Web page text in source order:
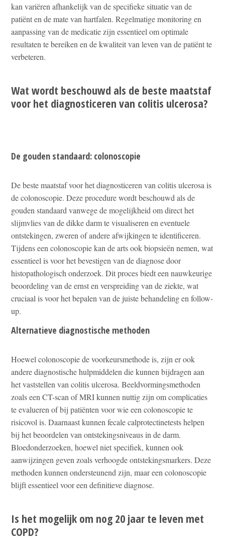
kan variëren afhankelijk van de specifieke situatie van de
patiënt en de mate van hartfalen. Regelmatige monitoring en
aanpassing van de medicatie zijn essentieel om optimale
resultaten te bereiken en de kwaliteit van leven van de patiënt te
verbeteren.
Wat wordt beschouwd als de beste maatstaf
voor het diagnosticeren van colitis ulcerosa?
De gouden standaard: colonoscopie
De beste maatstaf voor het diagnosticeren van colitis ulcerosa is
de colonoscopie. Deze procedure wordt beschouwd als de
gouden standaard vanwege de mogelijkheid om direct het
slijmvlies van de dikke darm te visualiseren en eventuele
ontstekingen, zweren of andere afwijkingen te identificeren.
Tijdens een colonoscopie kan de arts ook biopsieën nemen, wat
essentieel is voor het bevestigen van de diagnose door
histopathologisch onderzoek. Dit proces biedt een nauwkeurige
beoordeling van de ernst en verspreiding van de ziekte, wat
cruciaal is voor het bepalen van de juiste behandeling en follow-
up.
Alternatieve diagnostische methoden
Hoewel colonoscopie de voorkeursmethode is, zijn er ook
andere diagnostische hulpmiddelen die kunnen bijdragen aan
het vaststellen van colitis ulcerosa. Beeldvormingsmethoden
zoals een CT-scan of MRI kunnen nuttig zijn om complicaties
te evalueren of bij patiënten voor wie een colonoscopie te
risicovol is. Daarnaast kunnen fecale calprotectinetests helpen
bij het beoordelen van ontstekingsniveaus in de darm.
Bloedonderzoeken, hoewel niet specifiek, kunnen ook
aanwijzingen geven zoals verhoogde ontstekingsmarkers. Deze
methoden kunnen ondersteunend zijn, maar een colonoscopie
blijft essentieel voor een definitieve diagnose.
Is het mogelijk om nog 20 jaar te leven met
COPD?